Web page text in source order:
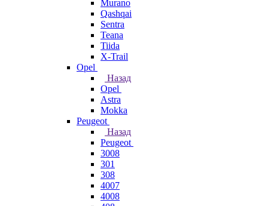
Murano
Qashqai
Sentra
Teana
Tiida
X-Trail
Opel
Назад
Opel
Astra
Mokka
Peugeot
Назад
Peugeot
3008
301
308
4007
4008